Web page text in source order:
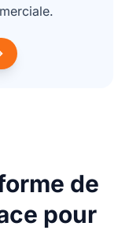
de
pour